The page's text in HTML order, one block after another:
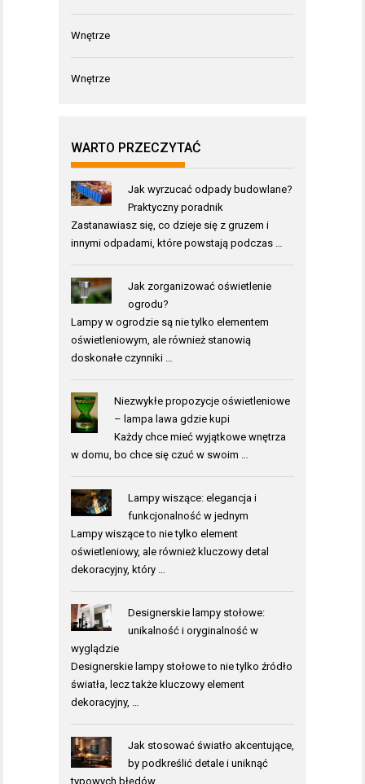
Wnętrze
Wnętrze
WARTO PRZECZYTAĆ
Jak wyrzucać odpady budowlane?
Praktyczny poradnik
Zastanawiasz się, co dzieje się z gruzem i
innymi odpadami, które powstają podczas …
Jak zorganizować oświetlenie
ogrodu?
Lampy w ogrodzie są nie tylko elementem
oświetleniowym, ale również stanowią
doskonałe czynniki …
Niezwykłe propozycje oświetleniowe
– lampa lawa gdzie kupi
Każdy chce mieć wyjątkowe wnętrza
w domu, bo chce się czuć w swoim …
Lampy wiszące: elegancja i
funkcjonalność w jednym
Lampy wiszące to nie tylko element
oświetleniowy, ale również kluczowy detal
dekoracyjny, który …
Designerskie lampy stołowe:
unikalność i oryginalność w
wyglądzie
Designerskie lampy stołowe to nie tylko źródło
światła, lecz także kluczowy element
dekoracyjny, …
Jak stosować światło akcentujące,
by podkreślić detale i uniknąć
typowych błędów